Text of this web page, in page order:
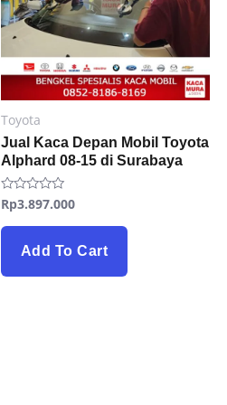
Toyota
Jual Kaca Depan Mobil Toyota
Alphard 08-15 di Surabaya
Rated
0
out
Rp3.897.000
Add To Cart